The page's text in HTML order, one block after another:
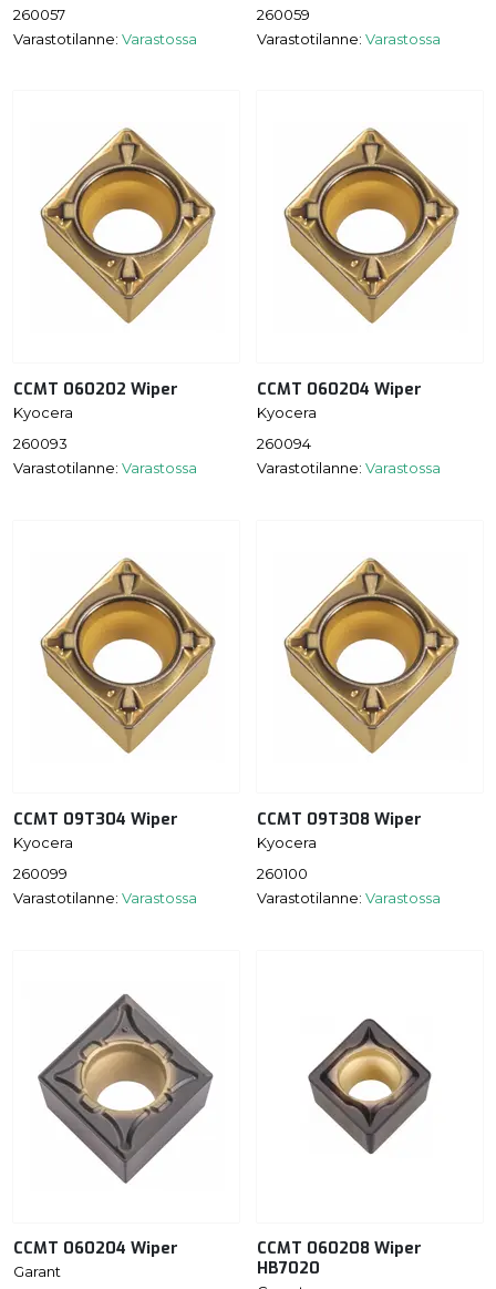
260057
Varastotilanne: Varastossa
260059
Varastotilanne: Varastossa
CCMT 060202 Wiper
Kyocera
260093
Varastotilanne: Varastossa
CCMT 060204 Wiper
Kyocera
260094
Varastotilanne: Varastossa
CCMT 09T304 Wiper
Kyocera
260099
Varastotilanne: Varastossa
CCMT 09T308 Wiper
Kyocera
260100
Varastotilanne: Varastossa
CCMT 060204 Wiper
Garant
CCMT 060208 Wiper
HB7020